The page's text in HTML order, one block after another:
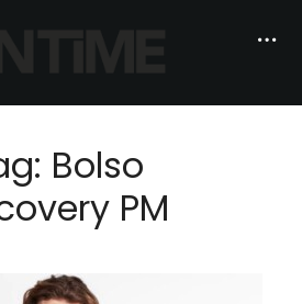
Bolso
PM